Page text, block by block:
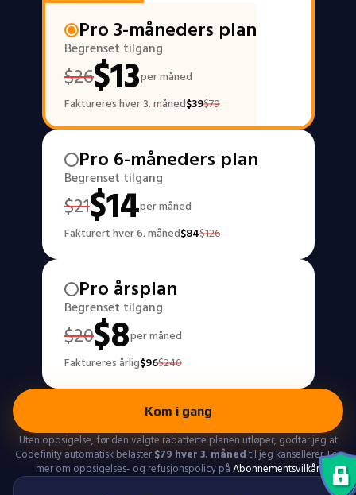
Pro 3-måneders plan
Begrenset tilgang
$26$13per måned
Faktureres hver 3. måned$39$79
Pro 6-måneders plan
Begrenset tilgang
$21$14per måned
Fakturert hver 6. måned$84$126
Pro årsplan
Begrenset tilgang
$20$8per måned
Faktureres årlig$96$240
Kom i gang
Uten oppsigelse, før den valgte rabatterte planen utløper, godtar jeg at
Codefinity automatisk belaster $79 hver 3. månedtil jeg kansellerer. Les
mer om oppsigelses- og refusjonspolicy påAbonnementsvilkår.